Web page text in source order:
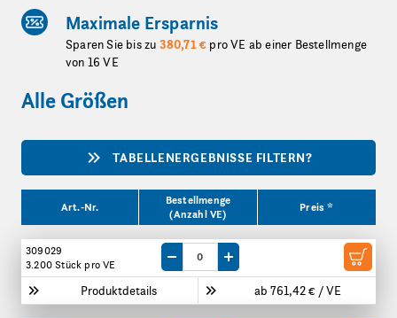
Maximale Ersparnis
Sparen Sie bis zu 380,71 € pro VE ab einer Bestellmenge
von 16 VE
Alle Größen
TABELLENERGEBNISSE FILTERN?
Art.-Nr.
Bestellmenge
(Anzahl VE)
Preis *
309029
3.200 Stück pro VE
Produktdetails ab 761,42 € / VE
Menge um eine VE reduzieren
Menge um eine VE erhöhen